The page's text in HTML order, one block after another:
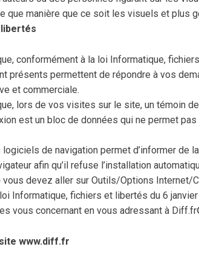
que manière que ce soit les visuels et plus
conformément à la loi Informatique,
présents permettent de répondre à vos
et commerciale.
lors de vos visites sur le site, un témoin
est un bloc de données qui ne permet
logiciels de navigation permet d’informer
afin qu’il refuse l’installation
devez aller sur Outils/Options Internet/
Informatique, fichiers et libertés du 6
vous concernant en vous adressant à
www.diff.fr